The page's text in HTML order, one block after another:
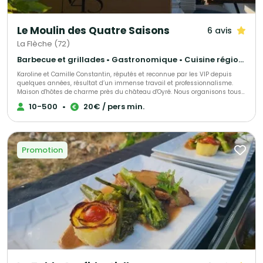
Le Moulin des Quatre Saisons 6 avis
La Flèche (72)
Barbecue et grillades • Gastronomique • Cuisine régionale
Karoline et Camille Constantin, réputés et reconnue par les VIP depuis
quelques années, résultat d’un immense travail et professionnalisme.
Maison d'hôtes de charme près du château d'Oyré. Nous organisons tous
vos événements privés ou professionnel grâce à notre maîtrise en tant
que traiteur, nous nous adapterons à vos demandes et vos exigences en
10-500 • 20€ / pers min.
Promotion